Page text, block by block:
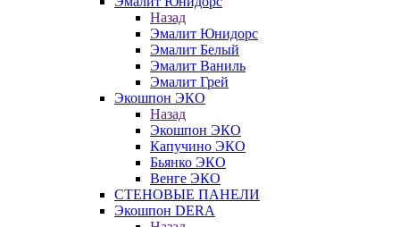
Назад
Эмалит Юнидорс
Эмалит Белый
Эмалит Ваниль
Эмалит Грей
Экошпон ЭКО
Назад
Экошпон ЭКО
Капучино ЭКО
Бьянко ЭКО
Венге ЭКО
СТЕНОВЫЕ ПАНЕЛИ
Экошпон DERA